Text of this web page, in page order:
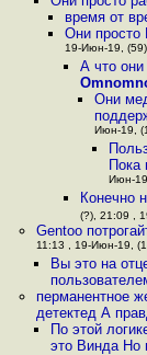
время от
Они просто
19-Июн-19, (59)
А что они
Они
Июн-19,
Пока
Июн-
Конечно
(?), 21:09 ,
Gentoo
11:13 , 19-Июн-19,
Вы это на
перманентное
детектед А
По этой
это Винда Но